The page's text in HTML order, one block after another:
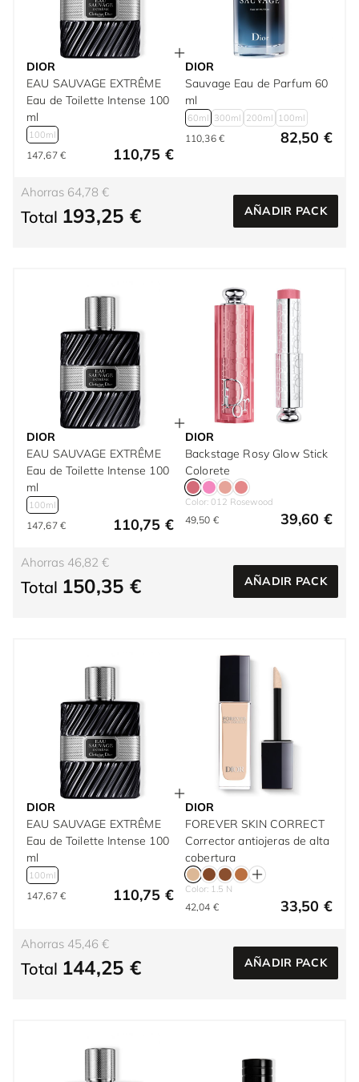
DIOR
EAU SAUVAGE EXTRÊME
Eau de Toilette Intense 100
ml
100ml
147,67 € 110,75 €
DIOR
Sauvage Eau de Parfum 60
ml
60ml 300ml 200ml 100ml
110,36 € 82,50 €
Ahorras 64,78 €
Total 193,25 € AÑADIR PACK
DIOR
EAU SAUVAGE EXTRÊME
Eau de Toilette Intense 100
ml
100ml
147,67 € 110,75 €
DIOR
Backstage Rosy Glow Stick
Colorete
Color: 012 Rosewood
49,50 € 39,60 €
Ahorras 46,82 €
Total 150,35 € AÑADIR PACK
DIOR
EAU SAUVAGE EXTRÊME
Eau de Toilette Intense 100
ml
100ml
147,67 € 110,75 €
DIOR
FOREVER SKIN CORRECT
Corrector antiojeras de alta
cobertura
Color: 1.5 N
42,04 € 33,50 €
Ahorras 45,46 €
Total 144,25 € AÑADIR PACK